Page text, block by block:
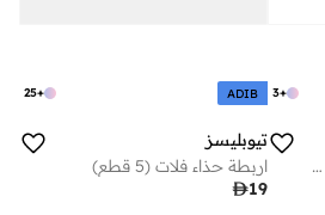
+
3
بخاخ بلاك سويد اند نوبوك من بلينك
+
25 ADIB
تيوبليسز
اربطة حذاء فلات (5 قطع)
19